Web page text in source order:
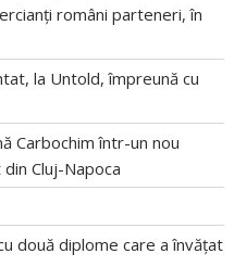
români parteneri, în
la Untold, împreună cu
Carbochim într-un nou
Cluj-Napoca
două diplome care a învățat